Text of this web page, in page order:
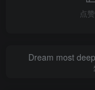
点赞
Dream most